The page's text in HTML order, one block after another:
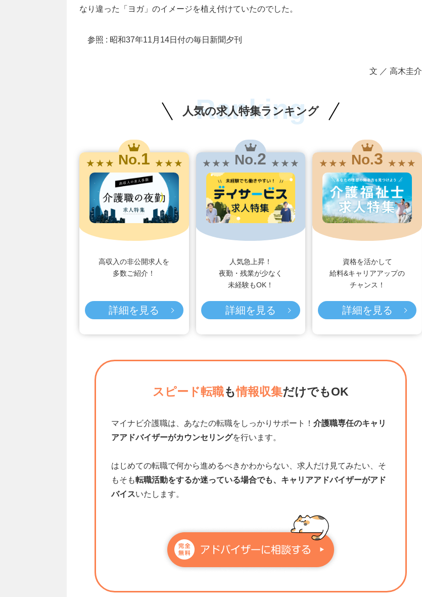
なり違った「ヨガ」のイメージを植え付けていたのでした。
参照 : 昭和37年11月14日付の毎日新聞夕刊
文 ／ 高木圭介
人気の求人特集ランキング
Ranking
★ ★ ★ No.1 ★ ★ ★
高収入の非公開求人を
多数ご紹介！
詳細を見る
★ ★ ★ No.2 ★ ★ ★
人気急上昇！
夜勤・残業が少なく
未経験もOK！
詳細を見る
★ ★ ★ No.3 ★ ★ ★
資格を活かして
給料&キャリアアップの
チャンス！
詳細を見る
スピード転職も情報収集だけでもOK
マイナビ介護職は、あなたの転職をしっかりサポート！ 介護職専任のキャリ
アアドバイザーがカウンセリングを行います。
はじめての転職で何から進めるべきかわからない、求人だけ見てみたい、そ
もそも転職活動をするか迷っている場合でも、キャリアアドバイザーがアド
バイスいたします。